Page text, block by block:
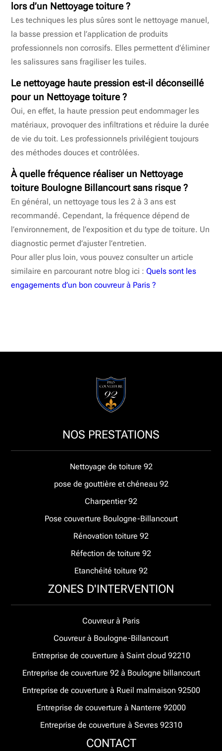
lors d’un Nettoyage toiture ?
Les techniques les plus sûres sont le nettoyage manuel,
la basse pression et l’application de produits
professionnels non corrosifs. Elles permettent d’éliminer
les salissures sans fragiliser les tuiles.
Le nettoyage haute pression est-il déconseillé
pour un Nettoyage toiture ?
Oui, en effet, la haute pression peut endommager les
matériaux, provoquer des infiltrations et réduire la durée
de vie du toit. Les professionnels privilégient toujours
des méthodes douces et contrôlées.
À quelle fréquence réaliser un Nettoyage
toiture Boulogne Billancourt sans risque ?
En général, un nettoyage tous les 2 à 3 ans est
recommandé. Cependant, la fréquence dépend de
l’environnement, de l’exposition et du type de toiture. Un
diagnostic permet d’ajuster l’entretien.
Pour aller plus loin, vous pouvez consulter un article
similaire en parcourant notre blog ici : Quels sont les
engagements d’un bon couvreur à Paris ?
NOS PRESTATIONS
Nettoyage de toiture 92
pose de gouttière et chéneau 92
Charpentier 92
Pose couverture Boulogne-Billancourt
Rénovation toiture 92
Réfection de toiture 92
Etanchéité toiture 92
ZONES D'INTERVENTION
Couvreur à Paris
Couvreur à Boulogne-Billancourt
Entreprise de couverture à Saint cloud 92210
Entreprise de couverture 92 à Boulogne billancourt
Entreprise de couverture à Rueil malmaison 92500
Entreprise de couverture à Nanterre 92000
Entreprise de couverture à Sevres 92310
CONTACT